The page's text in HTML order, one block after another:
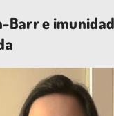
Barr e